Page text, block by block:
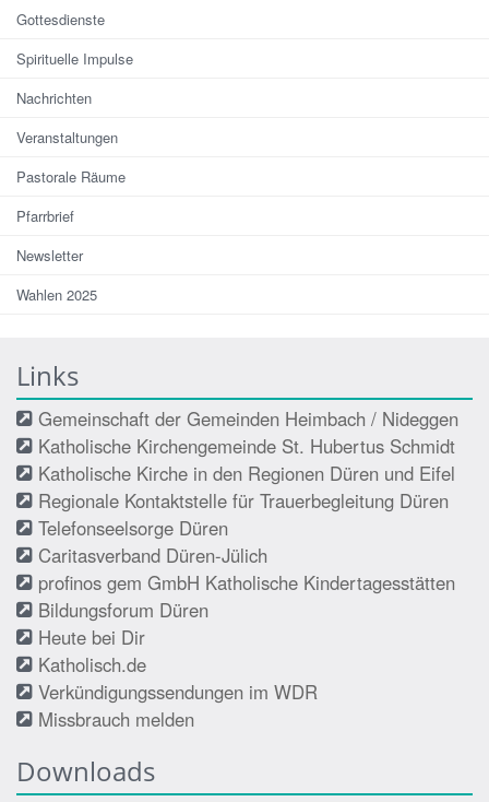
Gottesdienste
Spirituelle Impulse
Nachrichten
Veranstaltungen
Pastorale Räume
Pfarrbrief
Newsletter
Wahlen 2025
Links
Gemeinschaft der Gemeinden Heimbach / Nideggen
Katholische Kirchengemeinde St. Hubertus Schmidt
Katholische Kirche in den Regionen Düren und Eifel
Regionale Kontaktstelle für Trauerbegleitung Düren
Telefonseelsorge Düren
Caritasverband Düren-Jülich
profinos gem GmbH Katholische Kindertagesstätten
Bildungsforum Düren
Heute bei Dir
Katholisch.de
Verkündigungssendungen im WDR
Missbrauch melden
Downloads